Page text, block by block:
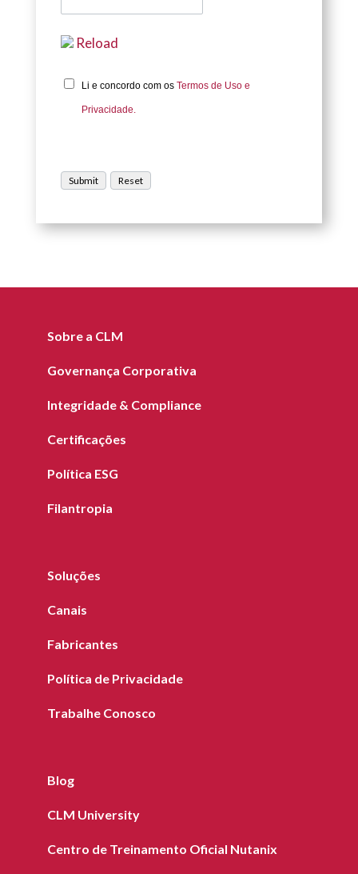
Reload
Li e concordo com os Termos de Uso e
Privacidade.
Sobre a CLM
Governança Corporativa
Integridade & Compliance
Certificações
Política ESG
Filantropia
Soluções
Canais
Fabricantes
Política de Privacidade
Trabalhe Conosco
Blog
CLM University
Centro de Treinamento Oficial Nutanix